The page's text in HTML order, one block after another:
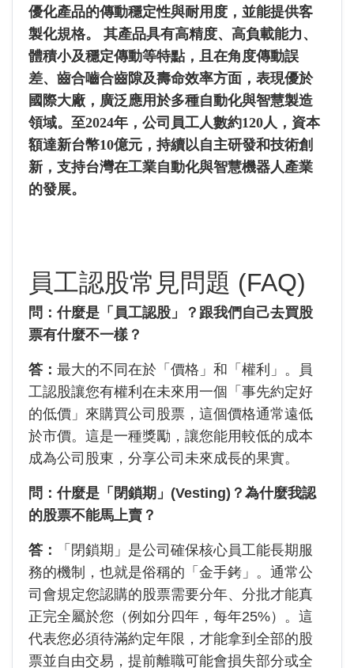
優化產品的傳動穩定性與耐用度，並能提供客
製化規格。 其產品具有高精度、高負載能力、
體積小及穩定傳動等特點，且在角度傳動誤
差、齒合嚙合齒隙及壽命效率方面，表現優於
國際大廠，廣泛應用於多種自動化與智慧製造
領域。至2024年，公司員工人數約120人，資本
額達新台幣10億元，持續以自主研發和技術創
新，支持台灣在工業自動化與智慧機器人產業
的發展。
員工認股常見問題 (FAQ)
問：什麼是「員工認股」？跟我們自己去買股
票有什麼不一樣？
答： 最大的不同在於「價格」和「權利」。員
工認股讓您有權利在未來用一個「事先約定好
的低價」來購買公司股票，這個價格通常遠低
於市價。這是一種獎勵，讓您能用較低的成本
成為公司股東，分享公司未來成長的果實。
問：什麼是「閉鎖期」(Vesting)？為什麼我認
的股票不能馬上賣？
答：
「閉鎖期」是公司確保核心員工能長期服
務的機制，也就是俗稱的「金手銬」。通常公
司會規定您認購的股票需要分年、分批才能真
正完全屬於您（例如分四年，每年25%）。這
代表您必須待滿約定年限，才能拿到全部的股
票並自由交易，提前離職可能會損失部分或全